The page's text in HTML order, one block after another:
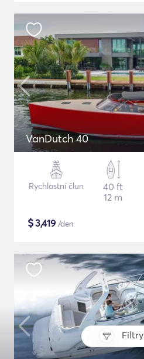
Filtry
VanDutch 40
Rychlostní člun
40 ft
12 m
$3,419 /den